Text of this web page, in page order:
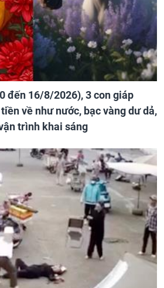
đến 16/8/2026), 3 con giáp
về như nước, bạc vàng dư dả,
trình khai sáng